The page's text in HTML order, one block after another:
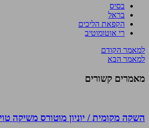
בסיס
בראל
הקפאת הליכים
רי אוטומוטיב
למאמר הקודם
למאמר הבא
מאמרים קשורים
השקה מקומית / יוניון מוטורס משיקה